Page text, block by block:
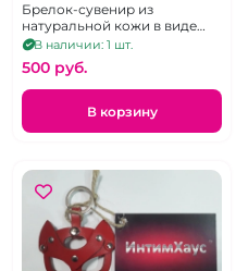
Брелок-сувенир из
натуральной кожи в виде
маски Котенка для самых
смелых и уверенных в себе
персон!
В наличии: 1 шт.
500 pуб.
В корзину